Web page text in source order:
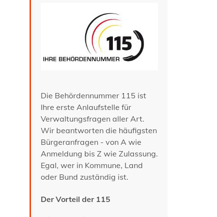
Die Behördennummer 115 ist
Ihre erste Anlaufstelle für
Verwaltungsfragen aller Art.
Wir beantworten die häufigsten
Bürgeranfragen - von A wie
Anmeldung bis Z wie Zulassung.
Egal, wer in Kommune, Land
oder Bund zuständig ist.
Der Vorteil der 115